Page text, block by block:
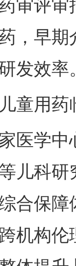
审评
，早
发效率
用药
学中
儿科
合保
机构